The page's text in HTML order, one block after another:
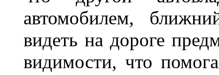
автомобилем,
видеть на дороге
видимости, что